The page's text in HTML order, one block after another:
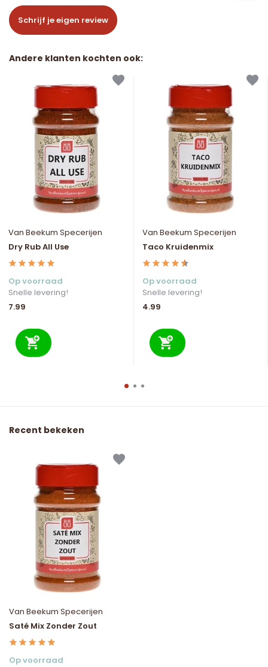
Schrijf je eigen review
Andere klanten kochten ook:
Van Beekum Specerijen
Dry Rub All Use
Op voorraad
Snelle levering!
7.99
Van Beekum Specerijen
Taco Kruidenmix
Op voorraad
Snelle levering!
4.99
Recent bekeken
Van Beekum Specerijen
Saté Mix Zonder Zout
Op voorraad